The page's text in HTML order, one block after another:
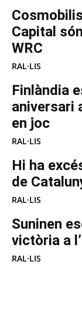
Capital
WRC
RAL·LIS
Finlàndia
aniversari
en joc
RAL·LIS
Hi ha
de
RAL·LIS
Suninen
victòria a
RAL·LIS